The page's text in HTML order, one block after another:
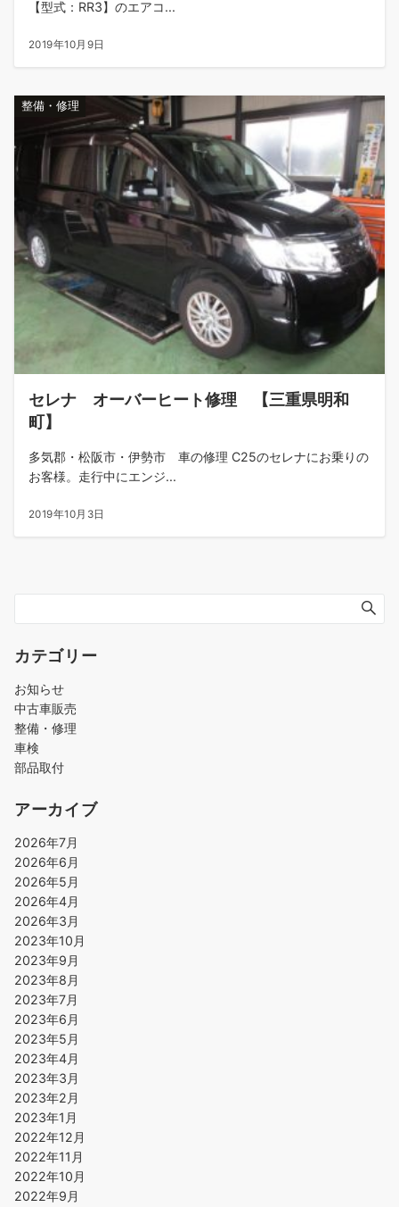
【型式：RR3】のエアコ...
2019年10月9日
整備・修理
セレナ オーバーヒート修理 【三重県明和
町】
多気郡・松阪市・伊勢市 車の修理 C25のセレナにお乗りの
お客様。走行中にエンジ...
2019年10月3日
カテゴリー
お知らせ
中古車販売
整備・修理
車検
部品取付
アーカイブ
2026年7月
2026年6月
2026年5月
2026年4月
2026年3月
2023年10月
2023年9月
2023年8月
2023年7月
2023年6月
2023年5月
2023年4月
2023年3月
2023年2月
2023年1月
2022年12月
2022年11月
2022年10月
2022年9月